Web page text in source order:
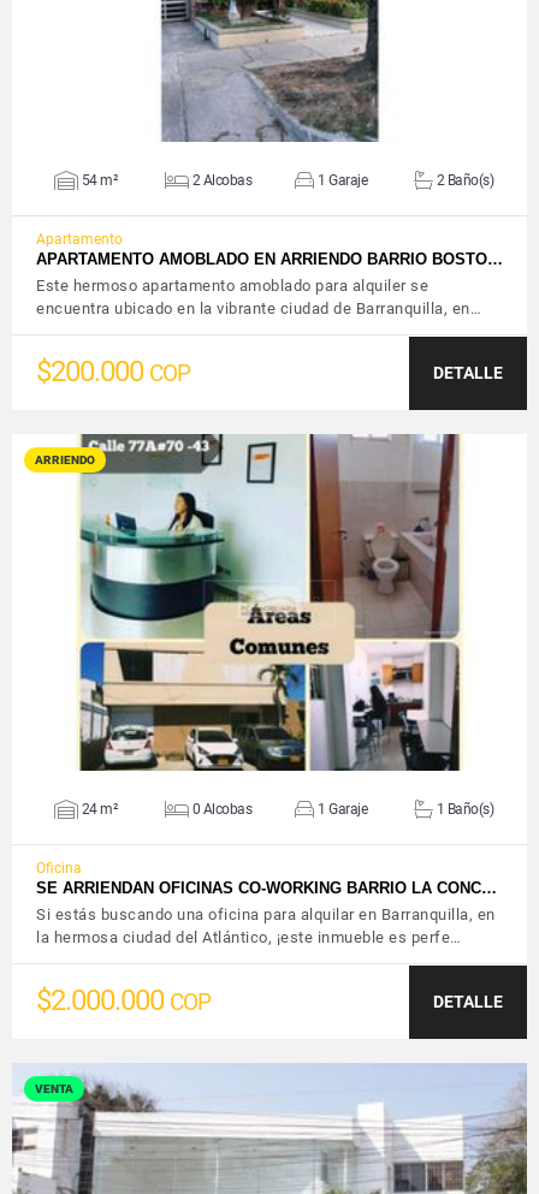
54 m² 2 Alcobas 1 Garaje 2 Baño(s)
Apartamento
APARTAMENTO AMOBLADO EN ARRIENDO BARRIO BOSTO…
Este hermoso apartamento amoblado para alquiler se
encuentra ubicado en la vibrante ciudad de Barranquilla, en…
$200.000 COP DETALLE
ARRIENDO
VER DETALLES
24 m² 0 Alcobas 1 Garaje 1 Baño(s)
Oficina
SE ARRIENDAN OFICINAS CO-WORKING BARRIO LA CONC…
Si estás buscando una oficina para alquilar en Barranquilla, en
la hermosa ciudad del Atlántico, ¡este inmueble es perfe…
$2.000.000 COP DETALLE
VENTA